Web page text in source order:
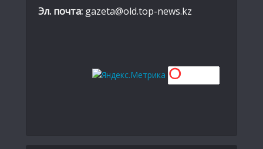
Эл. почта: gazeta@old.top-news.kz